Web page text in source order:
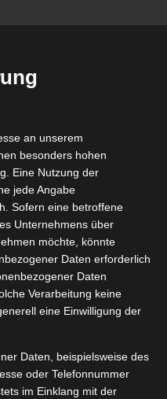
an unserem
besonders hohen
Eine Nutzung der
jede Angabe
Sofern eine betroffene
Unternehmens über
möchte, könnte
Daten erforderlich
Daten
Verarbeitung keine
eine Einwilligung der
Daten, beispielsweise des
oder Telefonnummer
im Einklang mit der